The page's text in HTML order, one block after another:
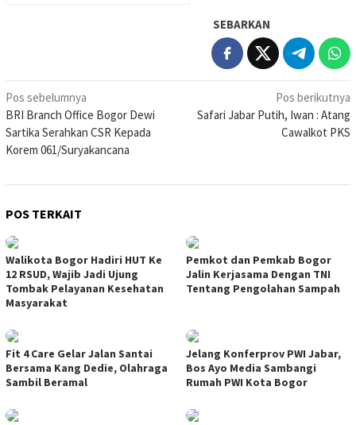
SEBARKAN
Navigasi
pos
Pos sebelumnya
BRI Branch Office Bogor Dewi
Sartika Serahkan CSR Kepada
Korem 061/Suryakancana
Pos berikutnya
Safari Jabar Putih, Iwan : Atang
Cawalkot PKS
POS TERKAIT
Walikota Bogor Hadiri HUT Ke
12 RSUD, Wajib Jadi Ujung
Tombak Pelayanan Kesehatan
Masyarakat
Pemkot dan Pemkab Bogor
Jalin Kerjasama Dengan TNI
Tentang Pengolahan Sampah
Fit 4 Care Gelar Jalan Santai
Bersama Kang Dedie, Olahraga
Sambil Beramal
Jelang Konferprov PWI Jabar,
Bos Ayo Media Sambangi
Rumah PWI Kota Bogor